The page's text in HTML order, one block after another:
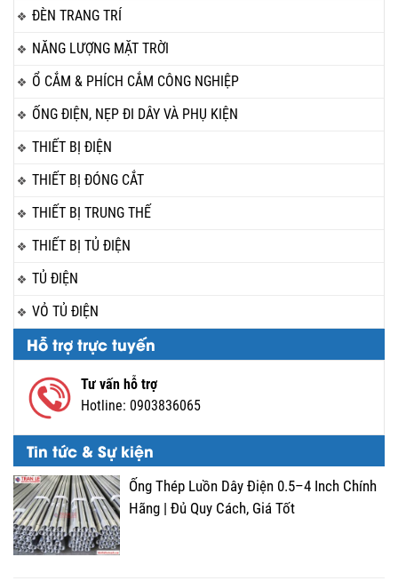
ĐÈN TRANG TRÍ
NĂNG LƯỢNG MẶT TRỜI
Ổ CẮM & PHÍCH CẮM CÔNG NGHIỆP
ỐNG ĐIỆN, NẸP ĐI DÂY VÀ PHỤ KIỆN
THIẾT BỊ ĐIỆN
THIẾT BỊ ĐÓNG CẮT
THIẾT BỊ TRUNG THẾ
THIẾT BỊ TỦ ĐIỆN
TỦ ĐIỆN
VỎ TỦ ĐIỆN
Hỗ trợ trực tuyến
Tư vấn hỗ trợ
Hotline: 0903836065
Tin tức & Sự kiện
Ống Thép Luồn Dây Điện 0.5–4 Inch Chính
Hãng | Đủ Quy Cách, Giá Tốt